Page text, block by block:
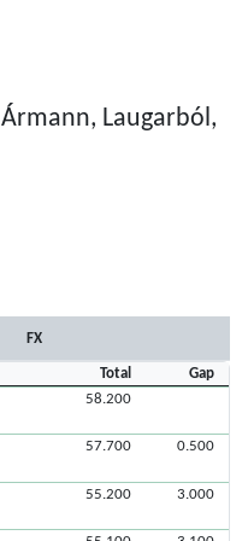
Ármann, Laugarból,
FX
Total
Gap
58.200
57.700 0.500
55.200 3.000